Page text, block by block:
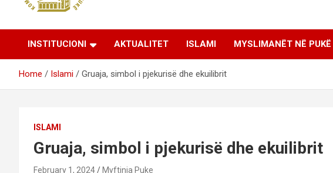
Myftinia Pukë | Faqja
Zyrtare
INSTITUCIONI AKTUALITET ISLAMI MYSLIMANËT NË PUKË
Home Islami Gruaja, simbol i pjekurisë dhe ekuilibrit
ISLAMI
Gruaja, simbol i pjekurisë dhe ekuilibrit
February 1, 2024 Myftinia Puke